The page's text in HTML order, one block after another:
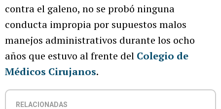
contra el galeno, no se probó ninguna
conducta impropia por supuestos malos
manejos administrativos durante los ocho
años que estuvo al frente del Colegio de
Médicos Cirujanos.
RELACIONADAS